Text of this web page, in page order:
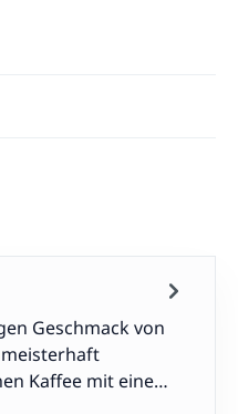
Geschmack von
meisterhaft
Kaffee mit eine…